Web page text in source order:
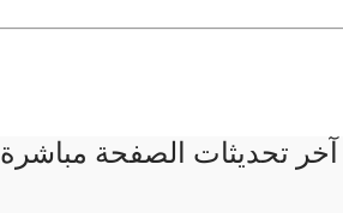
آخر تحديثات الصفحة مباشرة